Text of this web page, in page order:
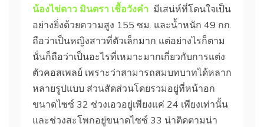
น้องไข่ดาว มินตรา เชื้อวังคำ มีเสน่ห์ที่โดนใจเป็น
อย่างยิ่งด้วยความสูง 155 ซม. และน้ำหนัก 49 กก.
ถือว่าเป็นหญิงสาวที่ตัวเล็กมาก แต่อย่างไรก็ตาม
นั่นก็ถือว่าเป็นอะไรที่เหมาะมากเกี่ยวกับการแต่ง
ตัวคอสเพลย์ เพราะว่าสามารถสมบทบาทได้หลาก
หลายรูปแบบ ส่วนสัดส่วนโดยรวมอยู่ที่หน้าอก
ขนาดไซซ์ 32 ช่วงเอวอยู่เพียงแค่ 24 เพียงเท่านั้น
และช่วงสะโพกอยู่ขนาดไซซ์ 33 น่าติดตามน่า